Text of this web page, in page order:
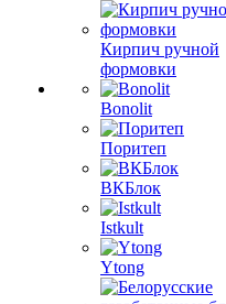
Кирпич ручной
формовки
Bonolit
Поритеп
ВКБлок
Istkult
Ytong